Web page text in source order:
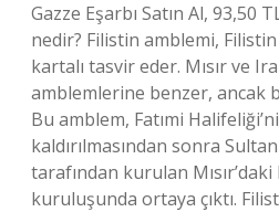
Gazze Eşarbı Satın Al, 93,50
nedir? Filistin amblemi,
kartalı tasvir eder. Mısır ve
amblemlerine benzer, ancak
Bu amblem, Fatımi
kaldırılmasından sonra
tarafından kurulan
kuruluşunda ortaya çıktı.